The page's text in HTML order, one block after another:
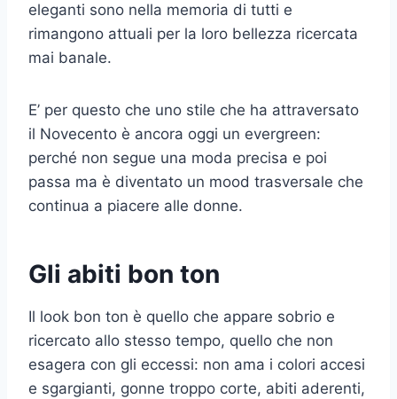
eleganti sono nella memoria di tutti e
rimangono attuali per la loro bellezza ricercata
mai banale.
E’ per questo che uno stile che ha attraversato
il Novecento è ancora oggi un evergreen:
perché non segue una moda precisa e poi
passa ma è diventato un mood trasversale che
continua a piacere alle donne.
Gli abiti bon ton
Il look bon ton è quello che appare sobrio e
ricercato allo stesso tempo, quello che non
esagera con gli eccessi: non ama i colori accesi
e sgargianti, gonne troppo corte, abiti aderenti,